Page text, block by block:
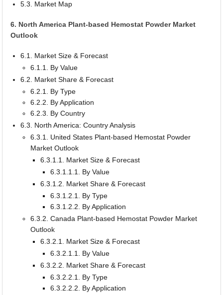
5.3. Market Map
6. North America Plant-based Hemostat Powder Market
Outlook
6.1. Market Size & Forecast
6.1.1. By Value
6.2. Market Share & Forecast
6.2.1. By Type
6.2.2. By Application
6.2.3. By Country
6.3. North America: Country Analysis
6.3.1. United States Plant-based Hemostat Powder
Market Outlook
6.3.1.1. Market Size & Forecast
6.3.1.1.1. By Value
6.3.1.2. Market Share & Forecast
6.3.1.2.1. By Type
6.3.1.2.2. By Application
6.3.2. Canada Plant-based Hemostat Powder Market
Outlook
6.3.2.1. Market Size & Forecast
6.3.2.1.1. By Value
6.3.2.2. Market Share & Forecast
6.3.2.2.1. By Type
6.3.2.2.2. By Application